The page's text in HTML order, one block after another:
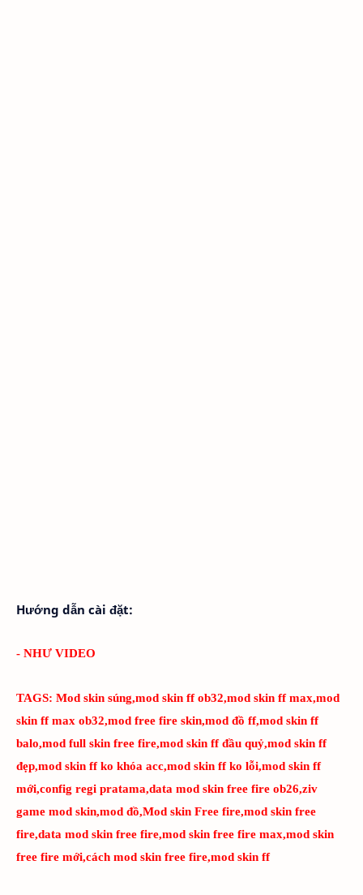
Hướng dẫn cài đặt:
- NHƯ VIDEO
TAGS: Mod skin súng,mod skin ff ob32,mod skin ff max,mod
skin ff max ob32,mod free fire skin,mod đồ ff,mod skin ff
balo,mod full skin free fire,mod skin ff đầu quỷ,mod skin ff
đẹp,mod skin ff ko khóa acc,mod skin ff ko lỗi,mod skin ff
mới,config regi pratama,data mod skin free fire ob26,ziv
game mod skin,mod đồ,Mod skin Free fire,mod skin free
fire,data mod skin free fire,mod skin free fire max,mod skin
free fire mới,cách mod skin free fire,mod skin ff